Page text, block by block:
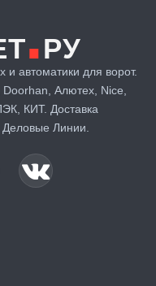
.РУ
автоматики для ворот.
Алютех, Nice,
КИТ. Доставка
Линии.